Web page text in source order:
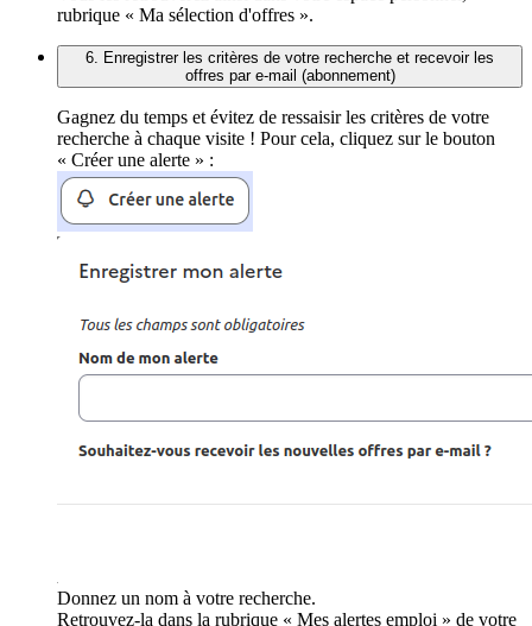
rubrique « Ma sélection d'offres ».
6. Enregistrer les critères de votre recherche et recevoir les
offres par e-mail (abonnement)
Gagnez du temps et évitez de ressaisir les critères de votre
recherche à chaque visite ! Pour cela, cliquez sur le bouton
« Créer une alerte » :
Donnez un nom à votre recherche.
Retrouvez-la dans la rubrique « Mes alertes emploi » de votre